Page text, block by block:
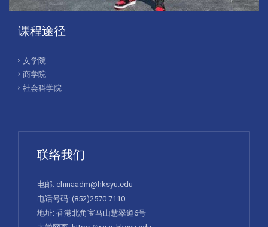
课程途径
文学院
商学院
社会科学院
联络我们
电邮: chinaadm@hksyu.edu
电话号码: (852)2570 7110
地址: 香港北角宝马山慧翠道6号